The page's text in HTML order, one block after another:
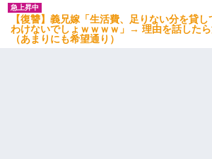
彼女にプロポーズしてOK貰った俺、告げら
れて無事婚約破棄・・・
【復讐】義兄嫁「生活費、足りない分を貸
わけないでしょｗｗｗｗ」→ 理由を話した
（あまりにも希望通り）